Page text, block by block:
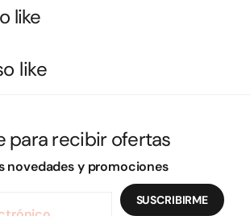
like
like
para recibir ofertas
novedades y promociones
SUSCRIBIRME